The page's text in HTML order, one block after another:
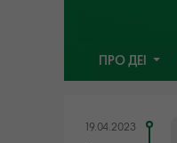
ПРО ДЕІ
19.04.2023